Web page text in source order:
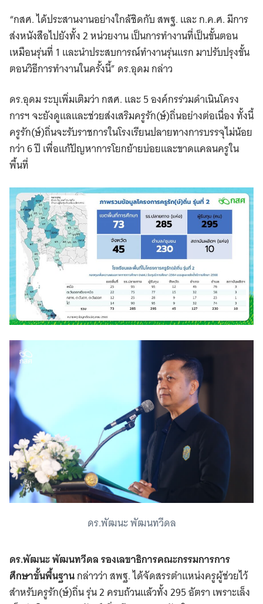
“กสศ. ได้ประสานงานอย่างใกล้ชิดกับ สพฐ. และ ก.ค.ศ. มีการ
ส่งหนังสือไปยังทั้ง 2 หน่วยงาน เป็นการทำงานที่เป็นขั้นตอน
เหมือนรุ่นที่ 1 และนำประสบการณ์ทำงานรุ่นแรก มาปรับปรุงขั้น
ตอนวิธีการทำงานในครั้งนี้” ดร.อุดม กล่าว
ดร.อุดม ระบุเพิ่มเติมว่า กสศ. และ 5 องค์กรร่วมดำเนินโครง
การฯ จะยังดูแลและช่วยส่งเสริมครูรัก(ษ์)ถิ่นอย่างต่อเนื่อง ทั้งนี้
ครูรัก(ษ์)ถิ่นจะรับราชการในโรงเรียนปลายทางการบรรจุไม่น้อย
กว่า 6 ปี เพื่อแก้ปัญหาการโยกย้ายบ่อยและขาดแคลนครูใน
พื้นที่
ดร.พัฒนะ พัฒนทวีดล
ดร.พัฒนะ พัฒนทวีดลรองเลขาธิการคณะกรรมการการ
ศึกษาขั้นพื้นฐานกล่าวว่า สพฐ. ได้จัดสรรตำแหน่งครูผู้ช่วยไว้
สำหรับครูรัก(ษ์)ถิ่น รุ่น 2 ครบถ้วนแล้วทั้ง 295 อัตรา เพราะเล็ง